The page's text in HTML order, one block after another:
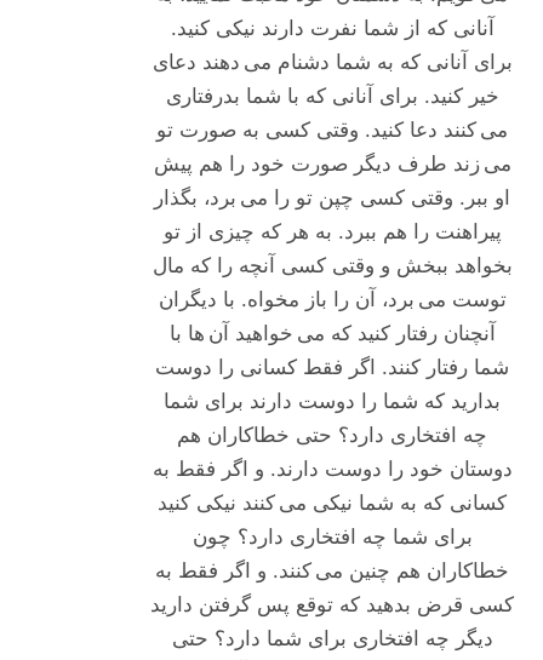
آنانی که از شما نفرت دارند نیکی کنید.
برای آنانی که به شما دشنام می دهند دعای
خیر کنید. برای آنانی که با شما بدرفتاری
می کنند دعا کنید. وقتی کسی به صورت تو
می زند طرف دیگر صورت خود را هم پیش
او ببر. وقتی کسی چپن تو را می برد، بگذار
پیراهنت را هم ببرد. به هر که چیزی از تو
بخواهد ببخش و وقتی کسی آنچه را که مال
توست می برد، آن را باز مخواه. با دیگران
آنچنان رفتار کنید که می خواهید آن ها با
شما رفتار کنند. اگر فقط کسانی را دوست
بدارید که شما را دوست دارند برای شما
چه افتخاری دارد؟ حتی خطاکاران هم
دوستان خود را دوست دارند. و اگر فقط به
کسانی که به شما نیکی می کنند نیکی کنید
برای شما چه افتخاری دارد؟ چون
خطاکاران هم چنین می کنند. و اگر فقط به
کسی قرض بدهید که توقع پس گرفتن دارید
دیگر چه افتخاری برای شما دارد؟ حتی